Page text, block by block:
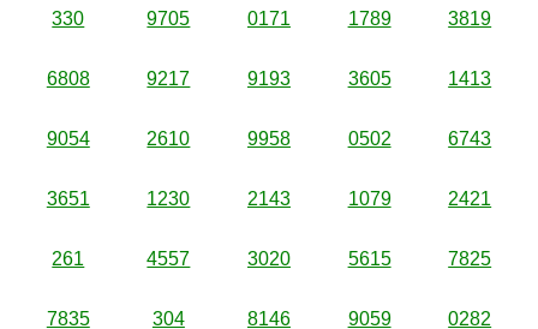
330 9705 0171 1789 3819
6808 9217 9193 3605 1413
9054 2610 9958 0502 6743
3651 1230 2143 1079 2421
261 4557 3020 5615 7825
7835 304 8146 9059 0282